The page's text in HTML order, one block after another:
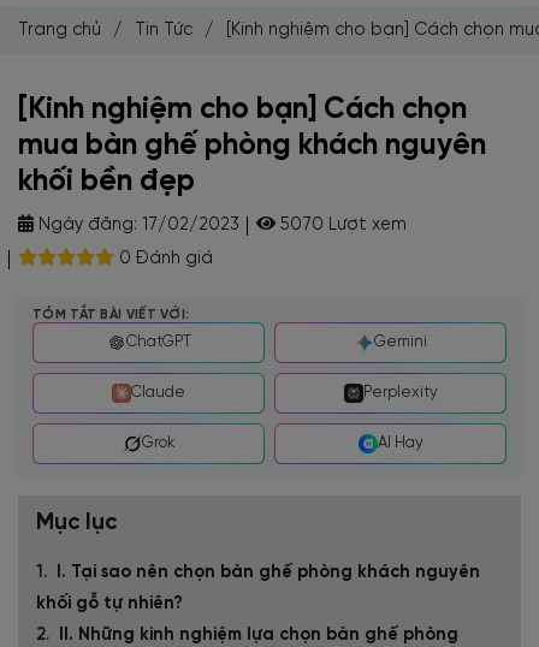
Trang chủ / Tin Tức / [Kinh nghiệm cho bạn] Cách chọn
[Kinh nghiệm cho bạn] Cách chọn
mua bàn ghế phòng khách nguyên
khối bền đẹp
Ngày đăng: 17/02/2023
5070 Lượt xem
0 Đánh giá
TÓM TẮT BÀI VIẾT VỚI:
ChatGPT Gemini
Claude Perplexity
Grok AI Hay
Mục lục
I. Tại sao nên chọn bàn ghế phòng khách nguyên
khối gỗ tự nhiên?
II. Những kinh nghiệm lựa chọn bàn ghế phòng